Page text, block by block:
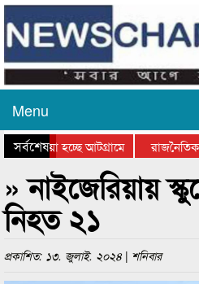
Menu
সর্বশেষ
যাওয়া হচ্ছে আটগ্রামে
রাজনৈতিক
পুরস্কার বিতরণ সম্পন্ন
» নাইজেরিয়ায়
নিহত ২১
প্রকাশিত: ১৩. জুলাই. ২০২৪ | শনিবার